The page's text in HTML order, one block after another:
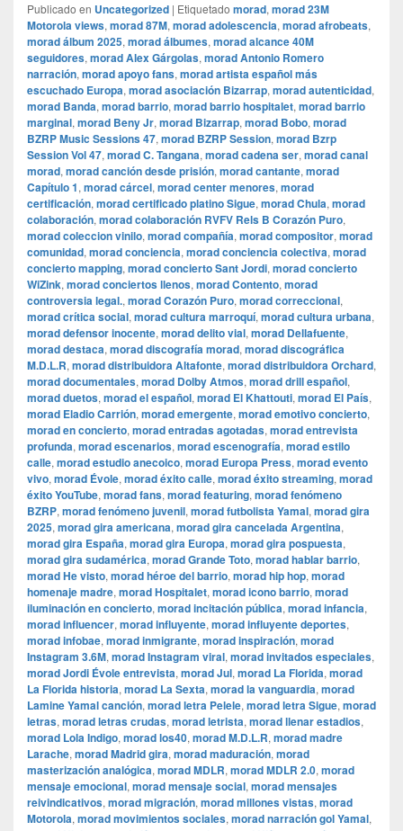
Publicado en Uncategorized | Etiquetado morad, morad 23M
Motorola views, morad 87M, morad adolescencia, morad afrobeats,
morad álbum 2025, morad álbumes, morad alcance 40M
seguidores, morad Alex Gárgolas, morad Antonio Romero
narración, morad apoyo fans, morad artista español más
escuchado Europa, morad asociación Bizarrap, morad autenticidad,
morad Banda, morad barrio, morad barrio hospitalet, morad barrio
marginal, morad Beny Jr, morad Bizarrap, morad Bobo, morad
BZRP Music Sessions 47, morad BZRP Session, morad Bzrp
Session Vol 47, morad C. Tangana, morad cadena ser, morad canal
morad, morad canción desde prisión, morad cantante, morad
Capítulo 1, morad cárcel, morad center menores, morad
certificación, morad certificado platino Sigue, morad Chula, morad
colaboración, morad colaboración RVFV Rels B Corazón Puro,
morad coleccion vinilo, morad compañía, morad compositor, morad
comunidad, morad conciencia, morad conciencia colectiva, morad
concierto mapping, morad concierto Sant Jordi, morad concierto
WiZink, morad conciertos llenos, morad Contento, morad
controversia legal., morad Corazón Puro, morad correccional,
morad crítica social, morad cultura marroquí, morad cultura urbana,
morad defensor inocente, morad delito vial, morad Dellafuente,
morad destaca, morad discografía morad, morad discográfica
M.D.L.R, morad distribuidora Altafonte, morad distribuidora Orchard,
morad documentales, morad Dolby Atmos, morad drill español,
morad duetos, morad el español, morad El Khattouti, morad El País,
morad Eladio Carrión, morad emergente, morad emotivo concierto,
morad en concierto, morad entradas agotadas, morad entrevista
profunda, morad escenarios, morad escenografía, morad estilo
calle, morad estudio anecoico, morad Europa Press, morad evento
vivo, morad Évole, morad éxito calle, morad éxito streaming, morad
éxito YouTube, morad fans, morad featuring, morad fenómeno
BZRP, morad fenómeno juvenil, morad futbolista Yamal, morad gira
2025, morad gira americana, morad gira cancelada Argentina,
morad gira España, morad gira Europa, morad gira pospuesta,
morad gira sudamérica, morad Grande Toto, morad hablar barrio,
morad He visto, morad héroe del barrio, morad hip hop, morad
homenaje madre, morad Hospitalet, morad icono barrio, morad
iluminación en concierto, morad incitación pública, morad infancia,
morad influencer, morad influyente, morad influyente deportes,
morad infobae, morad inmigrante, morad inspiración, morad
Instagram 3.6M, morad Instagram viral, morad invitados especiales,
morad Jordi Évole entrevista, morad Jul, morad La Florida, morad
La Florida historia, morad La Sexta, morad la vanguardia, morad
Lamine Yamal canción, morad letra Pelele, morad letra Sigue, morad
letras, morad letras crudas, morad letrista, morad llenar estadios,
morad Lola Indigo, morad los40, morad M.D.L.R, morad madre
Larache, morad Madrid gira, morad maduración, morad
masterización analógica, morad MDLR, morad MDLR 2.0, morad
mensaje emocional, morad mensaje social, morad mensajes
reivindicativos, morad migración, morad millones vistas, morad
Motorola, morad movimientos sociales, morad narración gol Yamal,